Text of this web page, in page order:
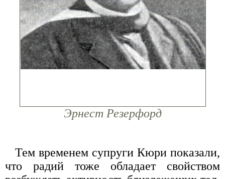
Эрнест Резерфорд
Тем временем супруги Кюри показали,
что радий тоже обладает свойством